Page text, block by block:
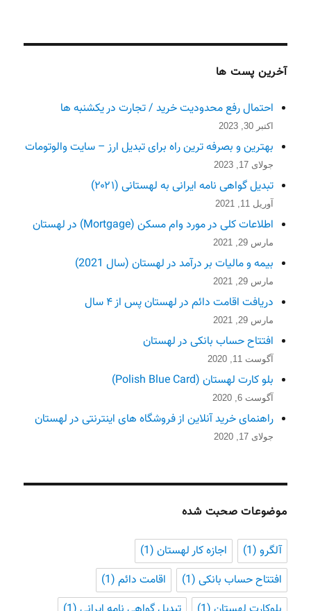
آخرین پست ها
احتمال رفع محدودیت خرید / تجارت در یکشنبه ها
اکتبر 30, 2023
بهترین و بصرفه ترین راه برای تبدیل ارز – سایت والوتومات
جولای 17, 2023
تبدیل گواهی نامه ایرانی به لهستانی (۲۰۲۱)
آوریل 11, 2021
اطلاعات کلی در مورد وام مسکن (Mortgage) در لهستان
مارس 29, 2021
بیمه و مالیات بر درآمد در لهستان (سال 2021)
مارس 29, 2021
دریافت اقامت دائم در لهستان پس از ۴ سال
مارس 29, 2021
افتتاح حساب بانکی در لهستان
آگوست 11, 2020
بلو کارت لهستان (Polish Blue Card)
آگوست 6, 2020
راهنمای خرید آنلاین از فروشگاه های اینترنتی در لهستان
جولای 17, 2020
موضوعات صحبت شده
آلگرو (1) اجازه کار لهستان (1)
افتتاح حساب بانکی (1) اقامت دائم (1)